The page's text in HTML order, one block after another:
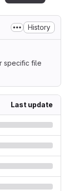
History
specific file
Last update